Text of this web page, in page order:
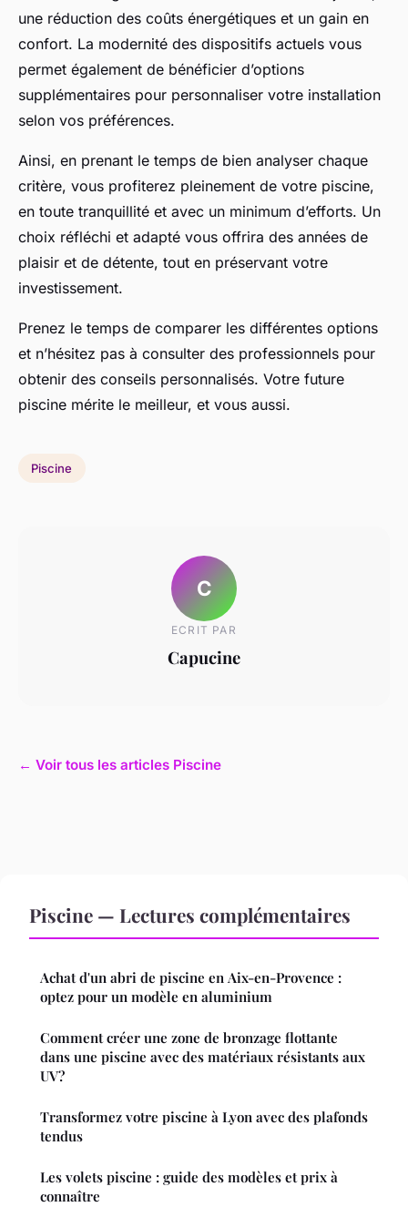
une réduction des coûts énergétiques et un gain en
confort. La modernité des dispositifs actuels vous
permet également de bénéficier d’options
supplémentaires pour personnaliser votre installation
selon vos préférences.
Ainsi, en prenant le temps de bien analyser chaque
critère, vous profiterez pleinement de votre piscine,
en toute tranquillité et avec un minimum d’efforts. Un
choix réfléchi et adapté vous offrira des années de
plaisir et de détente, tout en préservant votre
investissement.
Prenez le temps de comparer les différentes options
et n’hésitez pas à consulter des professionnels pour
obtenir des conseils personnalisés. Votre future
piscine mérite le meilleur, et vous aussi.
Piscine
C
ECRIT PAR
Capucine
← Voir tous les articles Piscine
Piscine — Lectures complémentaires
Achat d'un abri de piscine en Aix-en-Provence :
optez pour un modèle en aluminium
Comment créer une zone de bronzage flottante
dans une piscine avec des matériaux résistants aux
UV?
Transformez votre piscine à Lyon avec des plafonds
tendus
Les volets piscine : guide des modèles et prix à
connaître